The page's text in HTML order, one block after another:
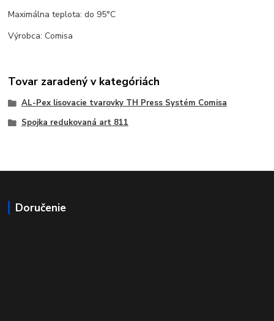
Maximálna teplota: do 95°C
Výrobca: Comisa
Tovar zaradený v kategóriách
AL-Pex lisovacie tvarovky TH Press Systém Comisa
Spojka redukovaná art 811
Doručenie